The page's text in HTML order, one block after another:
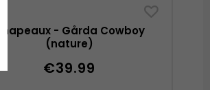
Chapeaux - Gårda Cowboy
(nature)
€39.99